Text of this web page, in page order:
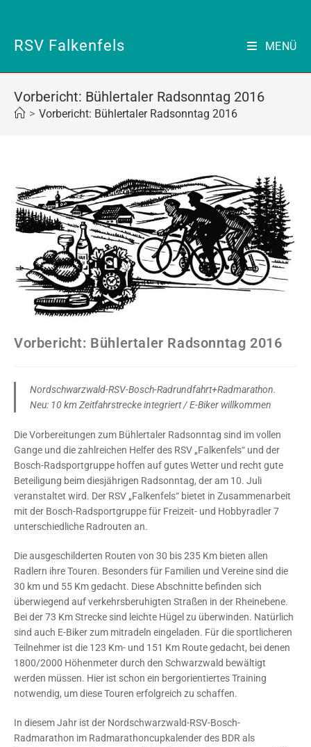
springen
RSV Falkenfels MENÜ
Vorbericht: Bühlertaler Radsonntag 2016
> Vorbericht: Bühlertaler Radsonntag 2016
Vorbericht: Bühlertaler Radsonntag 2016
Nordschwarzwald-RSV-Bosch-Radrundfahrt+Radmarathon.
Neu: 10 km Zeitfahrstrecke integriert / E-Biker willkommen
Die Vorbereitungen zum Bühlertaler Radsonntag sind im vollen
Gange und die zahlreichen Helfer des RSV „Falkenfels“ und der
Bosch-Radsportgruppe hoffen auf gutes Wetter und recht gute
Beteiligung beim diesjährigen Radsonntag, der am 10. Juli
veranstaltet wird. Der RSV „Falkenfels“ bietet in Zusammenarbeit
mit der Bosch-Radsportgruppe für Freizeit- und Hobbyradler 7
unterschiedliche Radrouten an.
Die ausgeschilderten Routen von 30 bis 235 Km bieten allen
Radlern ihre Touren. Besonders für Familien und Vereine sind die
30 km und 55 Km gedacht. Diese Abschnitte befinden sich
überwiegend auf verkehrsberuhigten Straßen in der Rheinebene.
Bei der 73 Km Strecke sind leichte Hügel zu überwinden. Natürlich
sind auch E-Biker zum mitradeln eingeladen. Für die sportlicheren
Teilnehmer ist die 123 Km- und 151 Km Route gedacht, bei denen
1800/2000 Höhenmeter durch den Schwarzwald bewältigt
werden müssen. Hier ist schon ein bergorientiertes Training
notwendig, um diese Touren erfolgreich zu schaffen.
In diesem Jahr ist der Nordschwarzwald-RSV-Bosch-
Radmarathon im Radmarathoncupkalender des BDR als